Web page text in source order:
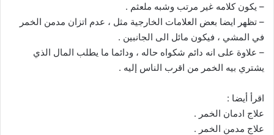
– يكون كلامه غير مرتب وشبه ملعثم .
– تظهر ايضا بعض العلامات الخارجية مثل ، عدم اتزان مدمن الخمر
في المشي ، فيكون مائل الى الجانبين .
– علاوة على انه دائم شكواه حاله ، ودائما ما يطلب المال الذي
يشتري بيه الخمر من اقرب الناس إليه .
اقرأ أيضا :
علاج ادمان الخمر .
علاج مدمن الخمر .